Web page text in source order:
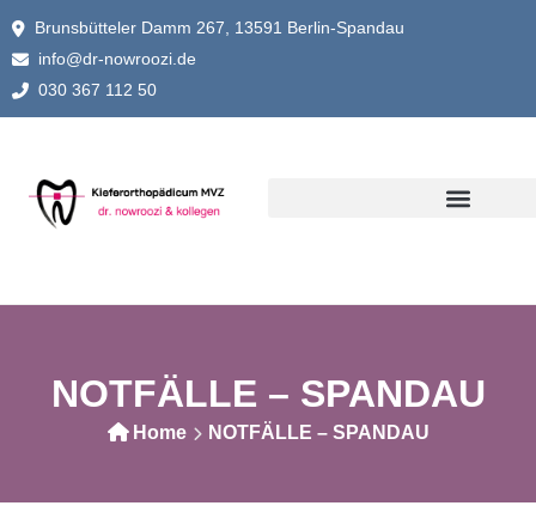
Brunsbütteler Damm 267, 13591 Berlin-Spandau
info@dr-nowroozi.de
030 367 112 50
NOTFÄLLE – SPANDAU
Home NOTFÄLLE – SPANDAU